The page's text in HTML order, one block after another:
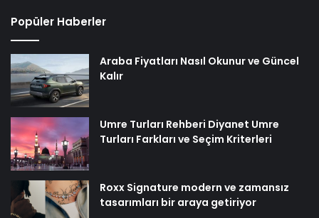
Popüler Haberler
Araba Fiyatları Nasıl Okunur ve Güncel
Kalır
Umre Turları Rehberi Diyanet Umre
Turları Farkları ve Seçim Kriterleri
Roxx Signature modern ve zamansız
tasarımları bir araya getiriyor